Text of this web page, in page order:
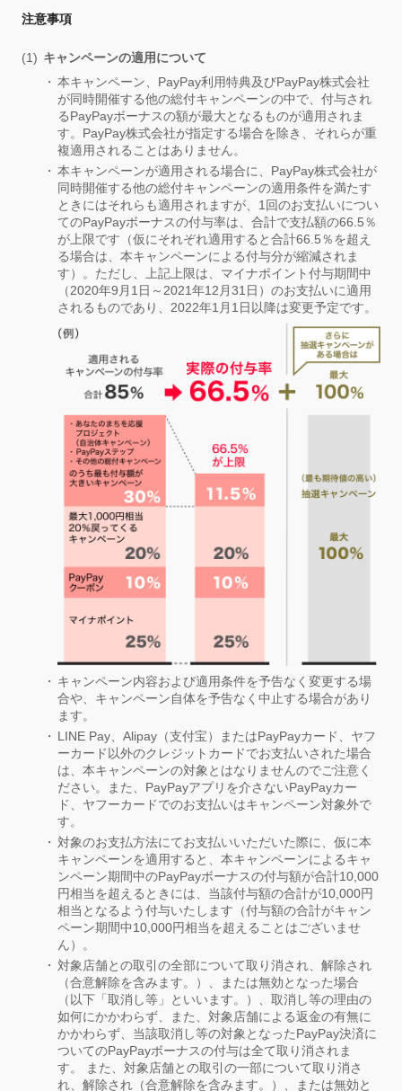
注意事項
キャンペーンの適用について
本キャンペーン、PayPay利用特典及びPayPay株式会社
が同時開催する他の総付キャンペーンの中で、付与され
るPayPayボーナスの額が最大となるものが適用されま
す。PayPay株式会社が指定する場合を除き、それらが重
複適用されることはありません。
本キャンペーンが適用される場合に、PayPay株式会社が
同時開催する他の総付キャンペーンの適用条件を満たす
ときにはそれらも適用されますが、1回のお支払いについ
てのPayPayボーナスの付与率は、合計で支払額の66.5％
が上限です（仮にそれぞれ適用すると合計66.5％を超え
る場合は、本キャンペーンによる付与分が縮減されま
す）。ただし、上記上限は、マイナポイント付与期間中
（2020年9月1日～2021年12月31日）のお支払いに適用
されるものであり、2022年1月1日以降は変更予定です。
キャンペーン内容および適用条件を予告なく変更する場
合や、キャンペーン自体を予告なく中止する場合があり
ます。
LINE Pay、Alipay（支付宝）またはPayPayカード、ヤフ
ーカード以外のクレジットカードでお支払いされた場合
は、本キャンペーンの対象とはなりませんのでご注意く
ださい。また、PayPayアプリを介さないPayPayカー
ド、ヤフーカードでのお支払いはキャンペーン対象外で
す。
対象のお支払方法にてお支払いいただいた際に、仮に本
キャンペーンを適用すると、本キャンペーンによるキャ
ンペーン期間中のPayPayボーナスの付与額が合計10,000
円相当を超えるときには、当該付与額の合計が10,000円
相当となるよう付与いたします（付与額の合計がキャン
ペーン期間中10,000円相当を超えることはございませ
ん）。
対象店舗との取引の全部について取り消され、解除され
（合意解除を含みます。）、または無効となった場合
（以下「取消し等」といいます。）、取消し等の理由の
如何にかかわらず、また、対象店舗による返金の有無に
かかわらず、当該取消し等の対象となったPayPay決済に
ついてのPayPayボーナスの付与は全て取り消されま
す。 また、対象店舗との取引の一部について取り消さ
れ、解除され（合意解除を含みます。）、または無効と